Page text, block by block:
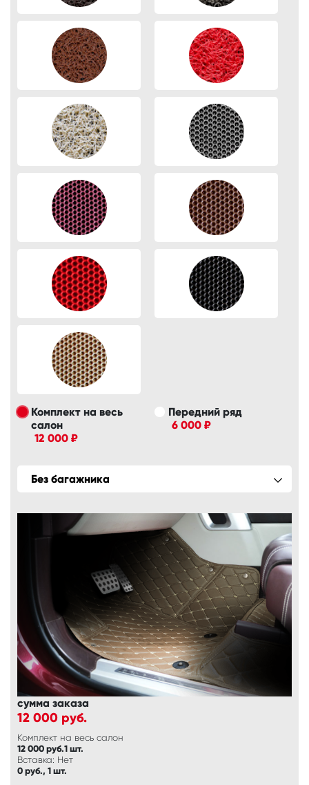
Комплект на весь
салон
12 000 ₽
Передний ряд
6 000 ₽
Без багажника
сумма заказа
12 000 руб.
Комплект на весь салон
12 000 руб.1 шт.
Вставка: Нет
0 руб., 1 шт.